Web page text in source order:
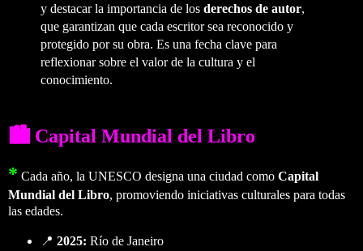
y destacar la importancia de los derechos de autor,
que garantizan que cada escritor sea reconocido y
protegido por su obra. Es una fecha clave para
reflexionar sobre el valor de la cultura y el
conocimiento.
🏙️ Capital Mundial del Libro
* Cada año, la UNESCO designa una ciudad como Capital
Mundial del Libro, promoviendo iniciativas culturales para todas
las edades.
📍 2025: Río de Janeiro